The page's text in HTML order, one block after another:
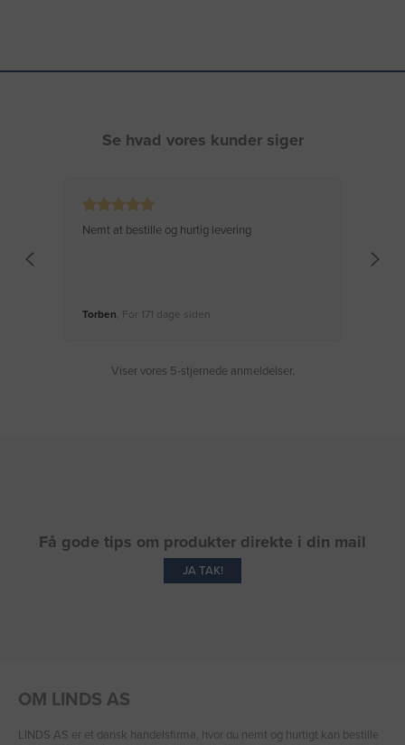
Se hvad vores kunder siger
Nemt at bestille og hurtig levering
Torben, For 171 dage siden
Viser vores 5-stjernede anmeldelser.
Få gode tips om produkter direkte i din mail
JA TAK!
OM LINDS AS
LINDS AS er et dansk handelsfirma, hvor du nemt og hurtigt kan bestille